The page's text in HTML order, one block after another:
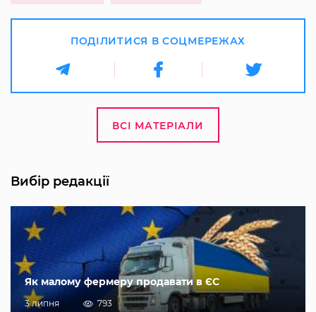
ПОДІЛИТИСЯ В СОЦМЕРЕЖАХ
ВСІ МАТЕРІАЛИ
Вибір редакції
Як малому фермеру продавати в ЄС
3 липня 793